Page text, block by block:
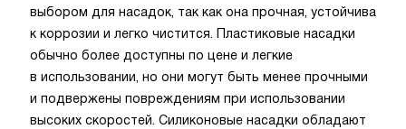
выбором для насадок, так как она прочная, устойчива
к коррозии и легко чистится. Пластиковые насадки
обычно более доступны по цене и легкие
в использовании, но они могут быть менее прочными
и подвержены повреждениям при использовании
высоких скоростей. Силиконовые насадки обладают